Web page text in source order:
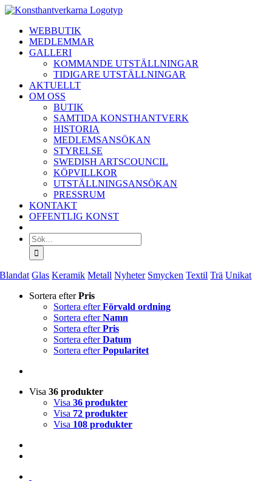
Fortsätt
innehålletWEBBUTIK
MEDLEMMAR
GALLERI
KOMMANDE UTSTÄLLNINGAR
TIDIGARE UTSTÄLLNINGAR
AKTUELLT
OM OSS
BUTIK
SAMTIDA KONSTHANTVERK
HISTORIA
MEDLEMSANSÖKAN
STYRELSE
SWEDISH ARTSCOUNCIL
KÖPVILLKOR
UTSTÄLLNINGSANSÖKAN
PRESSRUM
KONTAKT
OFFENTLIG KONST
Sök
efter:
Blandat Glas Keramik Metall Nyheter Smycken Textil Trä Unikat
Sortera efterPris
Sortera efterFörvald ordning
Sortera efterNamn
Sortera efterPris
Sortera efterDatum
Sortera efterPopularitet
Visa 36 produkter
Visa 36 produkter
Visa 72 produkter
Visa 108 produkter